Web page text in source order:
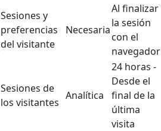
Sesiones y
preferencias
del visitante
Necesaria
Al finalizar
la sesión
con el
navegador
Sesiones de
los visitantes
Analítica
24 horas -
Desde el
final de la
última
visita